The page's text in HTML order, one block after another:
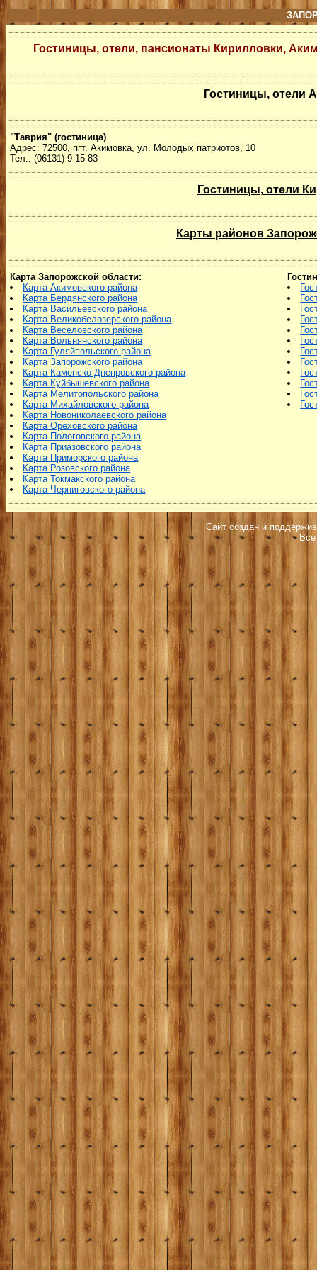
Гостиницы, отели, пансионаты Кирилловки,
Гостиницы, отели
"Таврия" (гостиница)
Адрес: 72500, пгт. Акимовка, ул. Молодых патриотов, 10
Тел.: (06131) 9-15-83
Гостиницы, отели
Карты районов
Карта Запорожской области:
Карта Акимовского района
Карта Бердянского района
Карта Васильевского района
Карта Великобелозерского района
Карта Веселовского района
Карта Вольнянского района
Карта Гуляйпольского района
Карта Запорожского района
Карта Каменско-Днепровского района
Карта Куйбышевского района
Карта Мелитопольского района
Карта Михайловского района
Карта Новониколаевского района
Карта Ореховского района
Карта Пологовского района
Карта Приазовского района
Карта Приморского района
Карта Розовского района
Карта Токмакского района
Карта Черниговского района
Сайт создан и